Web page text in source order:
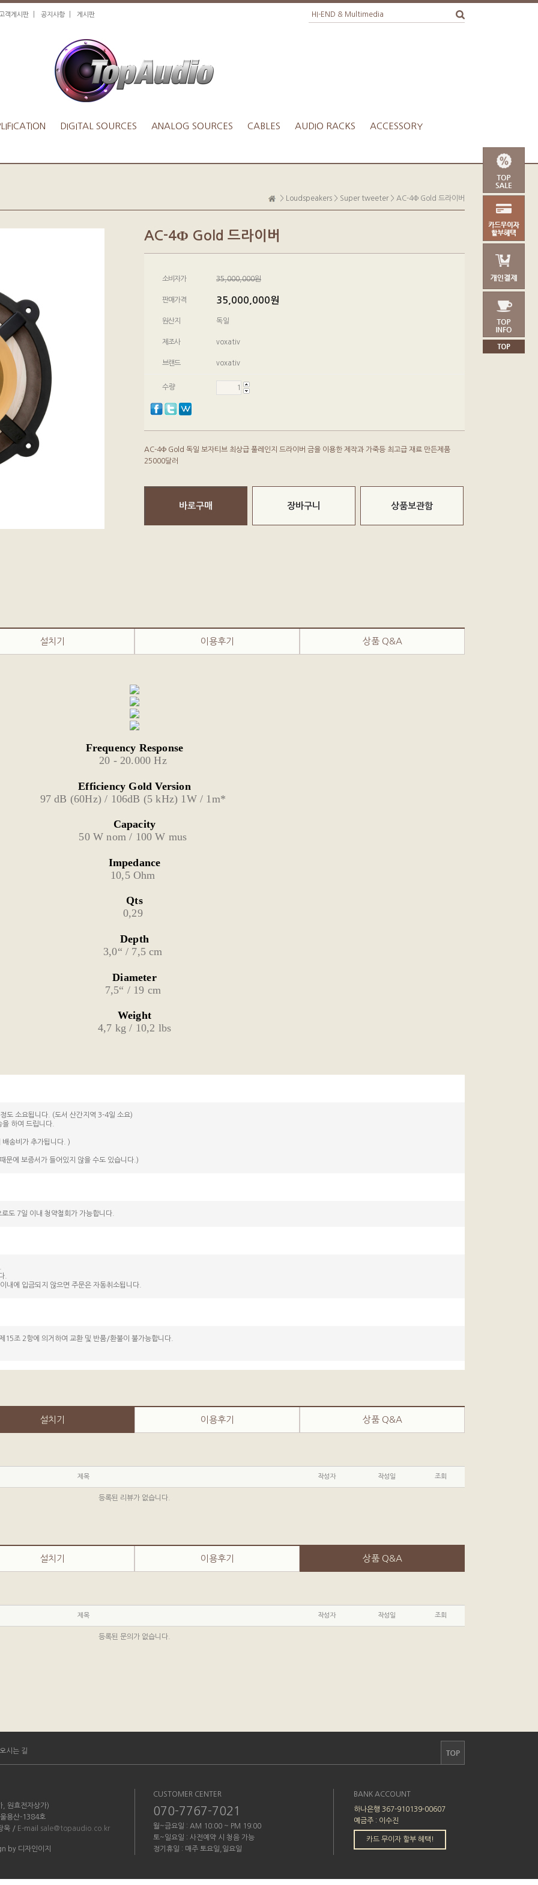
객게시판 공지사항 게시판
DIGITAL SOURCES ANALOG SOURCES CABLES AUDIO RACKS ACCESSORY
> Loudspeakers > Super tweeter> AC-4Ф Gold 드라이버
AC-4Ф Gold 드라이버
소비자가 35,000,000원
판매가격 35,000,000원
원산지 독일
제조사 voxativ
브랜드 voxativ
수량
AC-4Ф Gold 독일 보자티브 최상급 풀레인지 드라이버 금을 이용한 제작과 가죽등 최고급 재료 만든제품
25000달러
바로구매 장바구니 상품보관함
설치기 이용후기 상품 Q&A
Frequency Response
20 - 20.000 Hz
Efficiency Gold Version
97 dB (60Hz) / 106dB (5 kHz) 1W / 1m*
Capacity
50 W nom / 100 W mus
Impedance
10,5 Ohm
Qts
0,29
Depth
3,0“ / 7,5 cm
Diameter
7,5“ / 19 cm
Weight
4,7 kg / 10,2 lbs
도 소요됩니다. (도서 산간지역 3-4일 소요)
하여 드립니다.
송비가 추가됩니다. )
문에 보증서가 들어있지 않을 수도 있습니다.)
도 7일 이내 청약철회가 가능합니다.
.
내에 입금되지 않으면 주문은 자동취소됩니다.
15조 2항에 의거하여 교환 및 반품/환불이 불가능합니다.
설치기 이용후기 상품 Q&A
제목 작성자 작성일 조회
등록된 리뷰가 없습니다.
설치기 이용후기 상품 Q&A
제목 작성자 작성일 조회
등록된 문의가 없습니다.
시는 길
원효전자상가)
용산-1384호
욱 / E-mail sale@topaudio.co.kr
by 디자인이지
CUSTOMER CENTER
070-7767-7021
월~금요일 : AM 10:00 ~ PM 19:00
토~일요일 : 사전예약 시 청음 가능
정기휴일 : 매주 토요일,일요일
BANK ACCOUNT
하나은행 367-910139-00607
예금주 : 이수진
카드 무이자 할부 혜택!